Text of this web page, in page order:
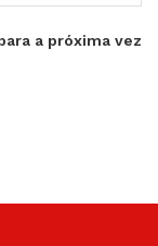
a próxima vez